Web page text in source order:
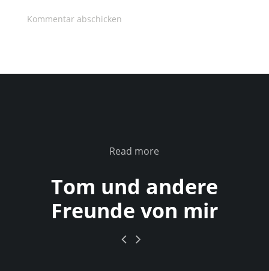
Read more
Tom und andere
Freunde von mir